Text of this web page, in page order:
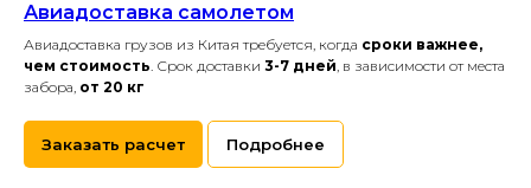
Авиадоставка самолетом
Авиадоставка грузов из Китая требуется, когда сроки важнее,
чем стоимость. Срок доставки 3-7 дней, в зависимости от места
забора, от 20 кг
Заказать расчет Подробнее